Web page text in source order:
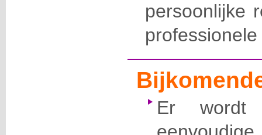
persoonlijke
Er wordt